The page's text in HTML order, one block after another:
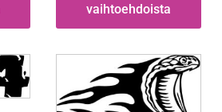
vaihtoehdoista